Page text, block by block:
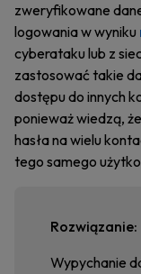
zweryfikowane
logowania w wyniku
cyberataku lub z
zastosować takie
dostępu do innych
ponieważ wiedzą,
hasła na wielu
tego samego
Rozwiązanie:
Wypychanie